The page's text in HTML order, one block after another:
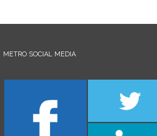
METRO SOCIAL MEDIA